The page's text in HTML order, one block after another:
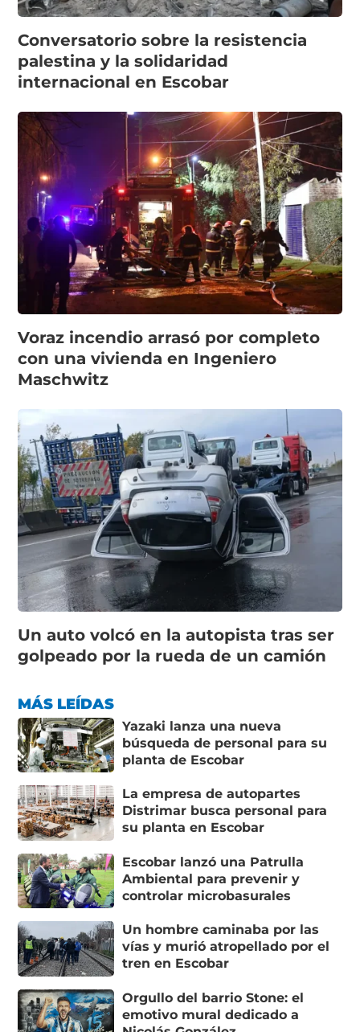
Conversatorio sobre la resistencia
palestina y la solidaridad
internacional en Escobar
Voraz incendio arrasó por completo
con una vivienda en Ingeniero
Maschwitz
Un auto volcó en la autopista tras ser
golpeado por la rueda de un camión
MÁS LEÍDAS
Yazaki lanza una nueva
búsqueda de personal para su
planta de Escobar
La empresa de autopartes
Distrimar busca personal para
su planta en Escobar
Escobar lanzó una Patrulla
Ambiental para prevenir y
controlar microbasurales
Un hombre caminaba por las
vías y murió atropellado por el
tren en Escobar
Orgullo del barrio Stone: el
emotivo mural dedicado a